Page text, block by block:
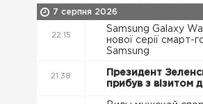
7 серпня 2026
22:15
Samsung Galaxy
нової серії смарт-
Samsung
21:38
Президент
прибув з візитом